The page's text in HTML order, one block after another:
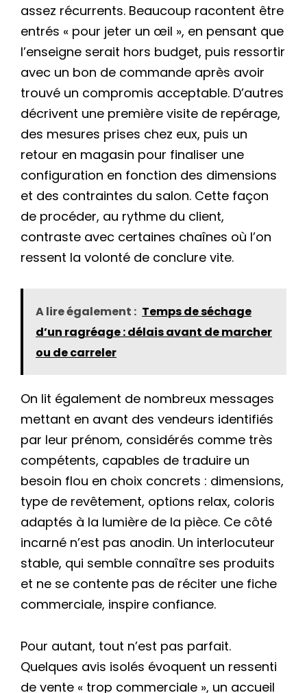
assez récurrents. Beaucoup racontent être
entrés « pour jeter un œil », en pensant que
l’enseigne serait hors budget, puis ressortir
avec un bon de commande après avoir
trouvé un compromis acceptable. D’autres
décrivent une première visite de repérage,
des mesures prises chez eux, puis un
retour en magasin pour finaliser une
configuration en fonction des dimensions
et des contraintes du salon. Cette façon
de procéder, au rythme du client,
contraste avec certaines chaînes où l’on
ressent la volonté de conclure vite.
A lire également : Temps de séchage
d’un ragréage : délais avant de marcher
ou de carreler
On lit également de nombreux messages
mettant en avant des vendeurs identifiés
par leur prénom, considérés comme très
compétents, capables de traduire un
besoin flou en choix concrets : dimensions,
type de revêtement, options relax, coloris
adaptés à la lumière de la pièce. Ce côté
incarné n’est pas anodin. Un interlocuteur
stable, qui semble connaître ses produits
et ne se contente pas de réciter une fiche
commerciale, inspire confiance.
Pour autant, tout n’est pas parfait.
Quelques avis isolés évoquent un ressenti
de vente « trop commerciale », un accueil